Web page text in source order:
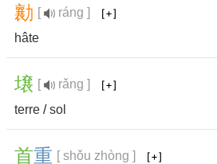
勷 [
ráng ]
hâte
壌 [
rǎng ]
terre /sol
首重 [ shǒu zhòng ]